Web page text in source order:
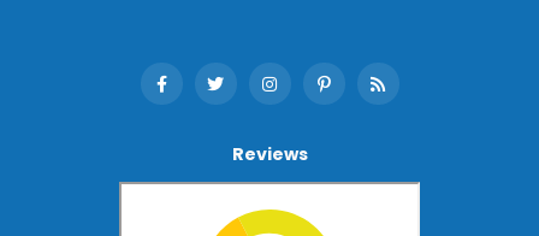
Reviews